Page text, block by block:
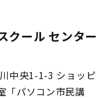
クール センター
中央1-1-3 ショッピ
「パソコン市民講